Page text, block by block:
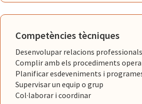
Competències tècniques
Desenvolupar relacions
Complir amb els procediments
Planificar esdeveniments i
Supervisar un equip o grup
Col·laborar i coordinar